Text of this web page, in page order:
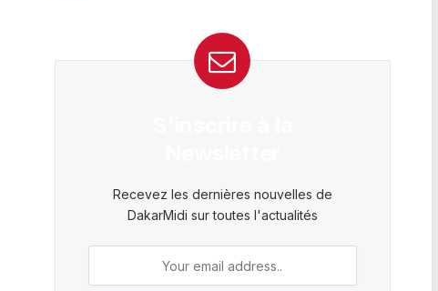
Recevez les dernières nouvelles de
DakarMidi sur toutes l'actualités